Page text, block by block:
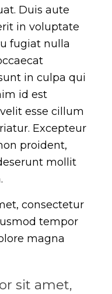
Duis aute
in voluptate
fugiat nulla
in culpa qui
id est
esse cillum
Excepteur
proident,
mollit
consectetur
tempor
magna
sit amet,